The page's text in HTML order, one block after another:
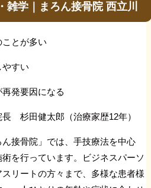
雑学｜まろん接骨院 西立川
ことが多い
やすい
発要因になる
杉田健太郎（治療家歴12年）
接骨院」では、手技療法を中心
を行っています。ビジネスパーソ
リートの方々まで、多様な患者様